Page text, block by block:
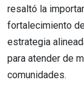
resaltó la
fortalecimiento
estrategia
para atender de
comunidades.